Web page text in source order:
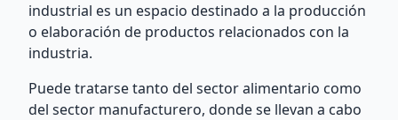
industrial es un espacio destinado a la producción
o elaboración de productos relacionados con la
industria.
Puede tratarse tanto del sector alimentario como
del sector manufacturero, donde se llevan a cabo